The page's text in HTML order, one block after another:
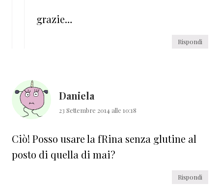
grazie…
Rispondi
Daniela
23 Settembre 2014 alle 10:18
Ciò! Posso usare la fRina senza glutine al
posto di quella di mai?
Rispondi